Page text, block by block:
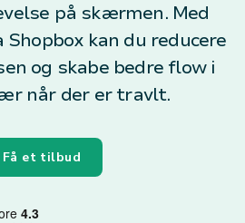
på skærmen. Med
kan du reducere
og skabe bedre flow i
når der er travlt.
Få et tilbud